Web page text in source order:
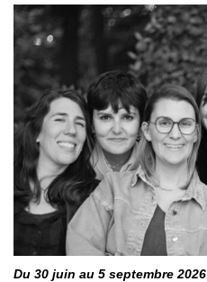
Du 30 juin au 5 septembre 2026